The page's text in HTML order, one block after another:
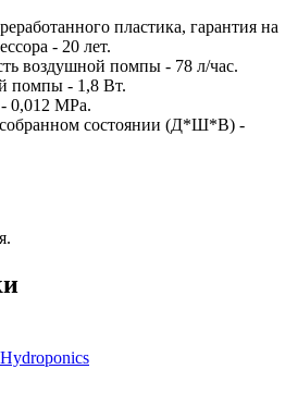
пластика, гарантия на
- 20 лет.
воздушной помпы - 78 л/час.
помпы - 1,8 Вт.
- 0,012 МРа.
собранном состоянии (Д*Ш*В) -